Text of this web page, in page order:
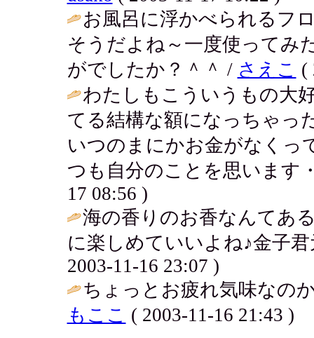
お風呂に浮かべられるフ
そうだよね～一度使ってみ
がでしたか？＾＾ / さえこ (
わたしもこういうもの大
てる結構な額になっちゃっ
いつのまにかお金がなくっ
つも自分のことを思います
17 08:56 )
海の香りのお香なんてあ
に楽しめていいよね♪金子
2003-11-16 23:07 )
ちょっとお疲れ気味なの
もここ ( 2003-11-16 21:43 )